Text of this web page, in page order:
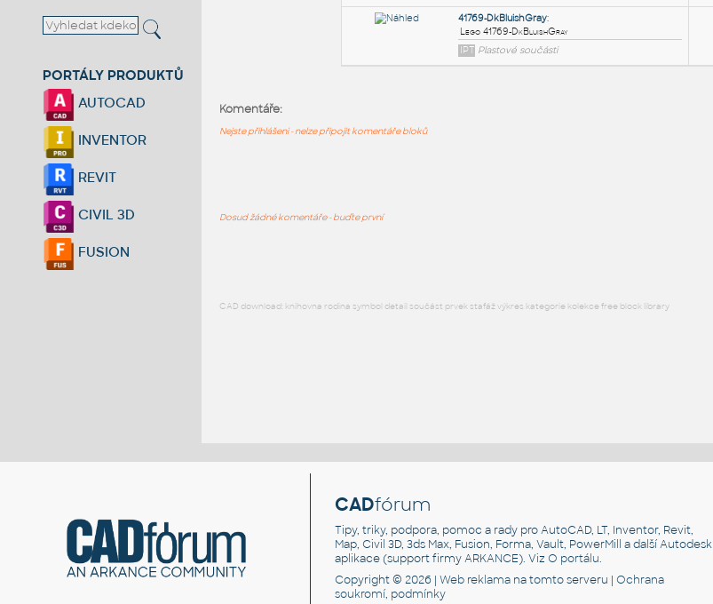
PORTÁLY PRODUKTŮ
AUTOCAD
INVENTOR
REVIT
CIVIL 3D
FUSION
Komentáře:
Nejste přihlášeni - nelze připojit komentáře bloků
Dosud žádné komentáře - buďte první
CAD download: knihovna rodina symbol detail součást prvek stafáž výkres kategorie kolekce free block library
CADfórum
Tipy, triky, podpora, pomoc a rady pro AutoCAD, LT, Inventor, Revit,
Map, Civil 3D, 3ds Max, Fusion, Forma, Vault, PowerMill a další Autodesk
aplikace (support firmy ARKANCE). VizO portálu.
Copyright © 2026 |Web reklama na tomto serveru |Ochrana
soukromí, podmínky